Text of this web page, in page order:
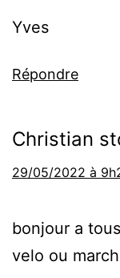
Yves
Répondre
Christian
29/05/2022 à
bonjour a
velo ou